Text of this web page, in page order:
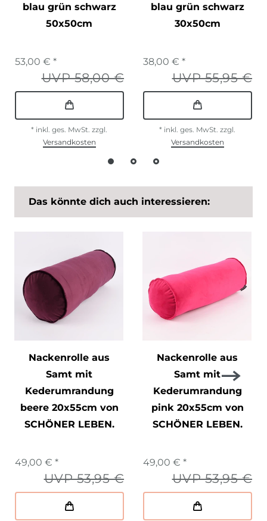
blau grün schwarz
50x50cm
UVP 58,00 €
53,00 € *
* inkl. ges. MwSt. zzgl.
Versandkosten
blau grün schwarz
30x50cm
UVP 55,95 €
38,00 € *
* inkl. ges. MwSt. zzgl.
Versandkosten
Das könnte dich auch interessieren:
Nackenrolle aus
Samt mit
Kederumrandung
beere 20x55cm von
SCHÖNER LEBEN.
UVP 53,95 €
49,00 € *
Nackenrolle aus
Samt mit
Kederumrandung
pink 20x55cm von
SCHÖNER LEBEN.
UVP 53,95 €
49,00 € *